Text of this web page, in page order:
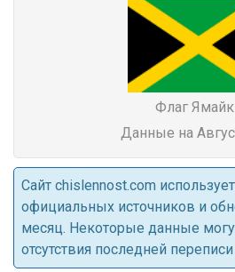
Флаг
Данные на
Cайт chislennost.com
официальных источников и
месяц. Некоторые данные
отсутствия последней